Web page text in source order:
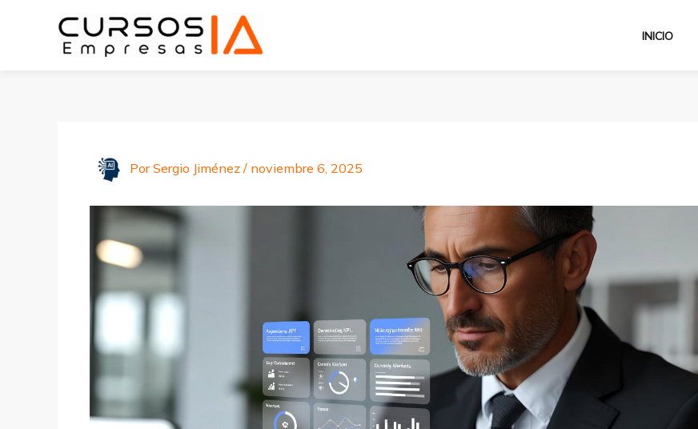
INICIO
PorSergio Jiménez / noviembre 6, 2025